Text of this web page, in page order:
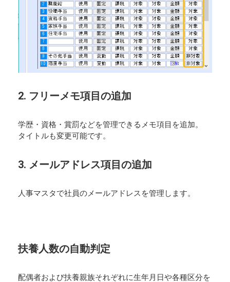
2. フリーメモ項目の追加
学歴・資格・賞罰などを管理できるメモ項目を追加。
タイトルも変更可能です。
3. メールアドレス項目の追加
人事マスタで社員のメールアドレスを管理します。
扶養人数の自動判定
配偶者および扶養親族それぞれに生年月日や各種区分を